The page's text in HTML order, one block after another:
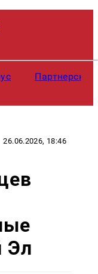
26.06.2026, 18:46
Эл